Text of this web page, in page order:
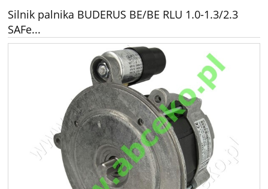
Silnik palnika BUDERUS BE/BE RLU 1.0-1.3/2.3
SAFe...